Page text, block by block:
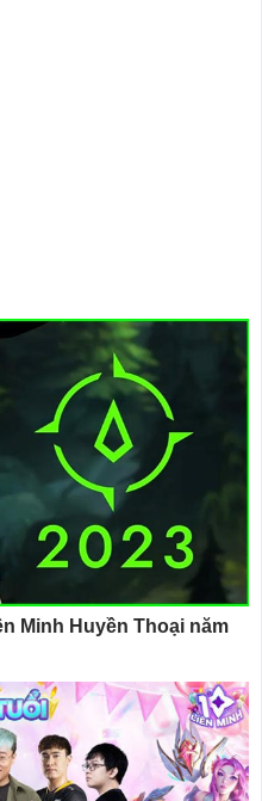
Minh Huyền Thoại năm